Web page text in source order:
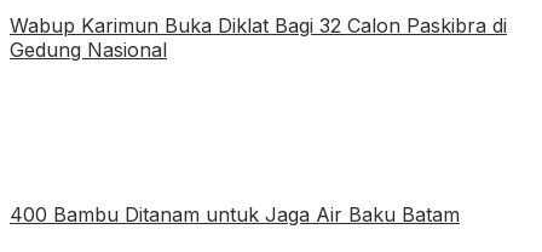
Wabup Karimun Buka Diklat Bagi 32 Calon Paskibra di
Gedung Nasional
400 Bambu Ditanam untuk Jaga Air Baku Batam